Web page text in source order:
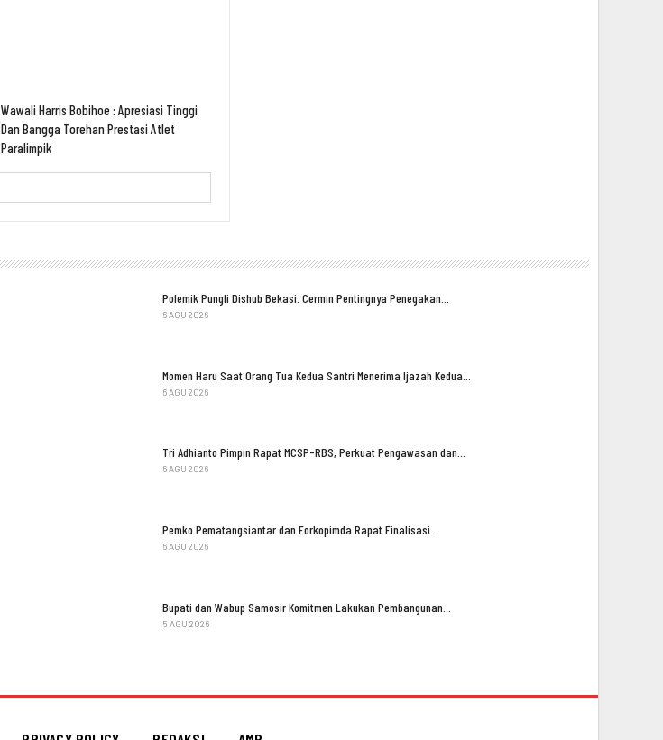
Wawali Harris Bobihoe : Apresiasi Tinggi
Dan Bangga Torehan Prestasi Atlet
Paralimpik
Polemik Pungli Dishub Bekasi. Cermin Pentingnya Penegakan…
6 AGU 2026
Momen Haru Saat Orang Tua Kedua Santri Menerima Ijazah Kedua…
6 AGU 2026
Tri Adhianto Pimpin Rapat MCSP-RBS, Perkuat Pengawasan dan…
6 AGU 2026
Pemko Pematangsiantar dan Forkopimda Rapat Finalisasi…
6 AGU 2026
Bupati dan Wabup Samosir Komitmen Lakukan Pembangunan…
5 AGU 2026